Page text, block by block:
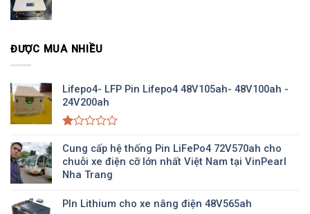
ĐƯỢC MUA NHIỀU
Lifepo4- LFP Pin Lifepo4 48V105ah- 48V100ah -
24V200ah
xếp
hạng
1.00
5
Cung cấp hệ thống Pin LiFePo4 72V570ah cho
chuỗi xe điện cỡ lớn nhất Việt Nam tại VinPearl
Nha Trang
PIn Lithium cho xe nâng điện 48V565ah